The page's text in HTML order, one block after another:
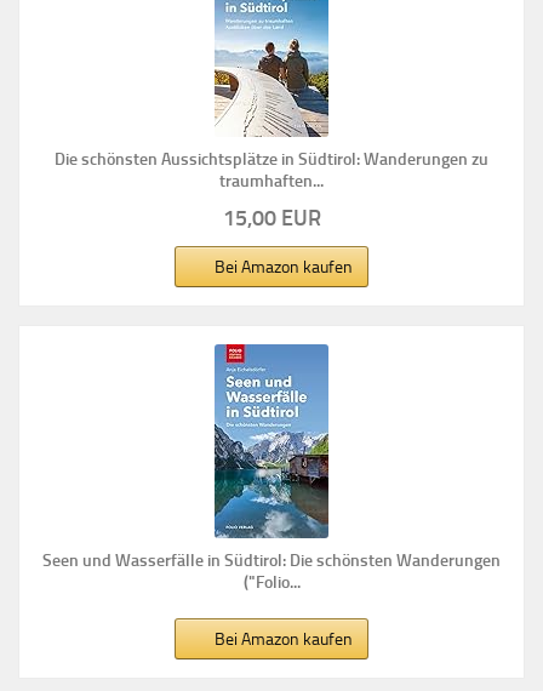
Die schönsten Aussichtsplätze in Südtirol: Wanderungen zu
traumhaften...
15,00 EUR
Bei Amazon kaufen
Seen und Wasserfälle in Südtirol: Die schönsten Wanderungen
("Folio...
Bei Amazon kaufen